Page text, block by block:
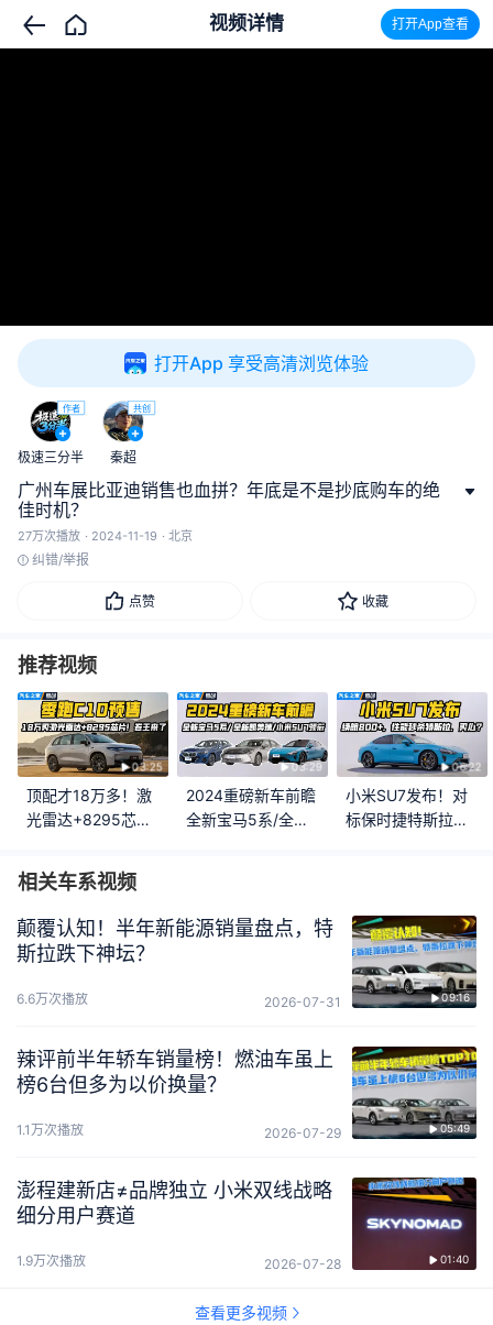
视频详情 打开App查看
打开App 享受高清浏览体验
作者
极速三分半
共创
秦超
广州车展比亚迪销售也血拼？年底是不是抄底购车的绝
佳时机？
27万次播放 2024-11-19 北京
纠错/举报
点赞 收藏
推荐视频
03:25
顶配才18万多！激
光雷达+8295芯片
才是真卷王！
03:29
2024重磅新车前瞻
全新宝马5系/全新
06:22
小米SU7发布！对
标保时捷特斯拉？
相关车系视频
09:16
颠覆认知！半年新能源销量盘点，特
斯拉跌下神坛？
2026-07-31
6.6万次播放
05:49
辣评前半年轿车销量榜！燃油车虽上
榜6台但多为以价换量？
2026-07-29
1.1万次播放
01:40
澎程建新店≠品牌独立 小米双线战略
细分用户赛道
2026-07-28
1.9万次播放
查看更多视频